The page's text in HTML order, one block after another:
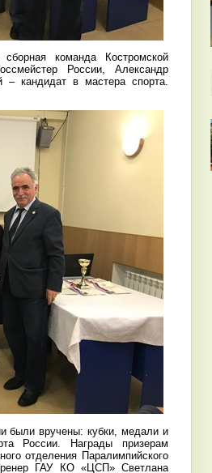
команда Костромской
России, Александр
– кандидат в мастера спорта.
были вручены: кубки, медали и
России. Награды призерам
отделения Паралимпийского
ГАУ КО «ЦСП» Светлана